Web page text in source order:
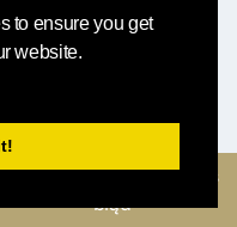
to ensure you get
website.
Wyślij opinię lub zgłoś
błąd